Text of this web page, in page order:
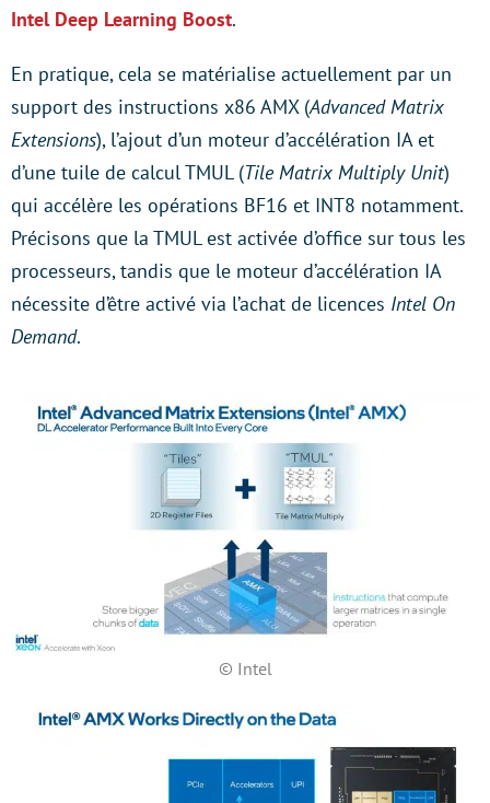
Intel Deep Learning Boost.
En pratique, cela se matérialise actuellement par un
support des instructions x86 AMX (Advanced Matrix
Extensions), l’ajout d’un moteur d’accélération IA et
d’une tuile de calcul TMUL (Tile Matrix Multiply Unit)
qui accélère les opérations BF16 et INT8 notamment.
Précisons que la TMUL est activée d’office sur tous les
processeurs, tandis que le moteur d’accélération IA
nécessite d’être activé via l’achat de licences Intel On
Demand.
© Intel